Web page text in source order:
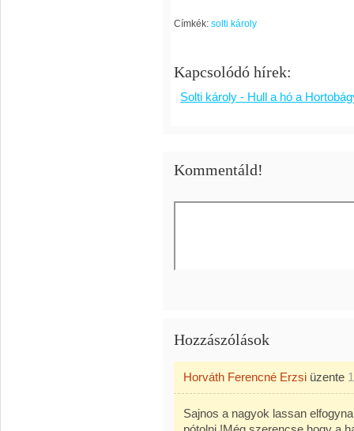
Címkék: solti károly
Kapcsolódó hírek:
Solti károly - Hull a hó a
Kommentáld!
Hozzászólások
Horváth Ferencné Erzsi üzente
Sajnos a nagyok lassan